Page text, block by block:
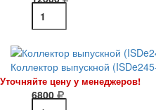
Коллектор выпускной
Уточняйте цену у менеджеров!
6800